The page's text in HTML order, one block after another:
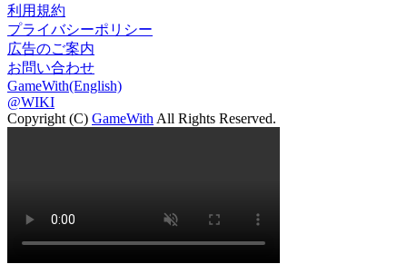
利用規約
プライバシーポリシー
広告のご案内
お問い合わせ
GameWith(English)
@WIKI
Copyright (C) GameWith All Rights Reserved.